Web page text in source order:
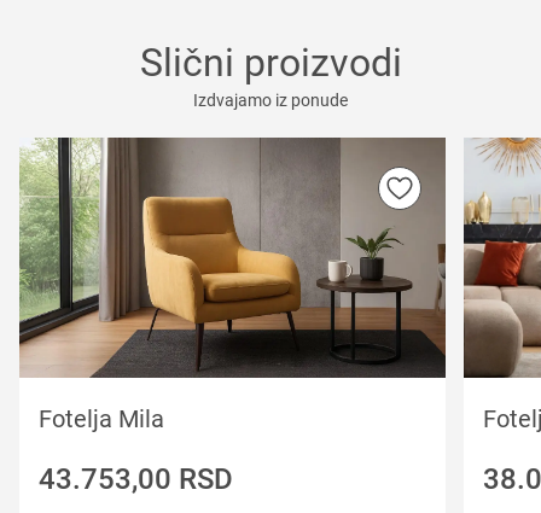
Slični proizvodi
Izdvajamo iz ponude
Fotelja Mila
43.753,00 RSD